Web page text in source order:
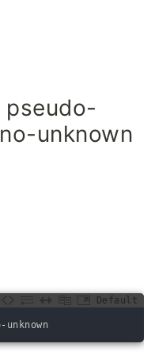
pseudo-
unknown
Default
- unknown